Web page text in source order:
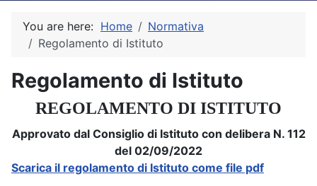
You are here: Home
Normativa
Regolamento di Istituto
Regolamento di Istituto
REGOLAMENTO DI ISTITUTO
Approvato dal Consiglio di Istituto con delibera N. 112
del 02/09/2022
Scarica il regolamento di Istituto come file pdf